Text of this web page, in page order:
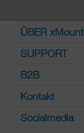
ÜBER xMount
SUPPORT
B2B
Kontakt
Socialmedia